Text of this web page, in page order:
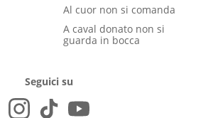
Al cuor non si comanda
A caval donato non si
guarda in bocca
Seguici su